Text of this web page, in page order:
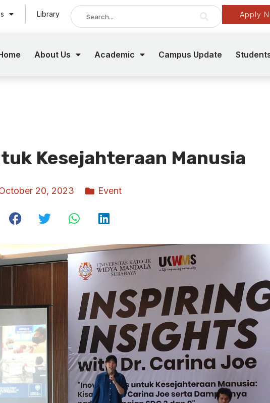
Library Apply
About Us Academic Campus Update
Kesejahteraan Manusia
20, 2023 Event